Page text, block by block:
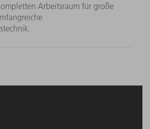
Arbeitsraum für große